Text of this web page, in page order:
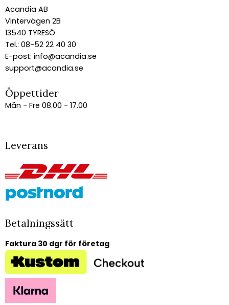
Acandia AB
Vintervägen 2B
13540 TYRESÖ
Tel.: 08-52 22 40 30
E-post: info@acandia.se
support@acandia.se
Öppettider
Mån - Fre 08.00 - 17.00
Leverans
Betalningssätt
Faktura 30 dgr för företag